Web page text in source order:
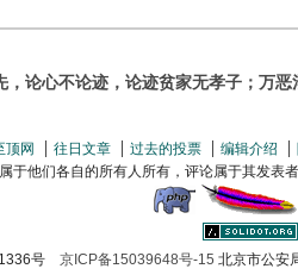
，论心不论迹，论迹贫家无孝子；万
顶网 往日文章 过去的投票 编辑介绍
于他们各自的所有人所有，评论属于其发表
号 京ICP备15039648号-15 北京市公安